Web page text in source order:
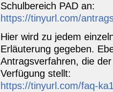
Schulbereich PAD an:
https://tinyurl.com/
Hier wird zu jedem
Erläuterung gegeben.
Antragsverfahren, die
Verfügung stellt:
https://tinyurl.com/faq-